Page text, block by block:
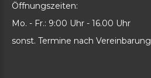
Öffnungszeiten:
Mo. - Fr.: 9:00 Uhr - 16.00 Uhr
sonst. Termine nach Vereinbarung